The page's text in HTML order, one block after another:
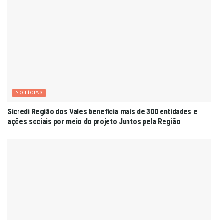
NOTÍCIAS
Sicredi Região dos Vales beneficia mais de 300 entidades e
ações sociais por meio do projeto Juntos pela Região